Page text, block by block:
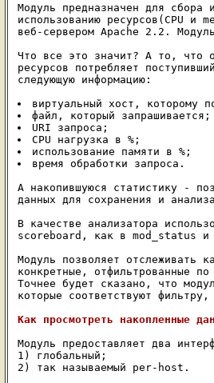
Модуль предназначен для
использованию ресурсов(CPU
веб-сервером Apache 2.2.
Что все это значит? А то, что
ресурсов потребляет
следующую информацию:
время обработки запроса.
А накопившуюся статистику -
данных для сохранения и
В качестве анализатора
scoreboard, как в mod_status
Модуль позволяет отслеживать
конкретные, отфильтрованные
Точнее будет сказано, что
которые соответствуют
Модуль предоставляет два
1) глобальный;
2) так называемый per-host.